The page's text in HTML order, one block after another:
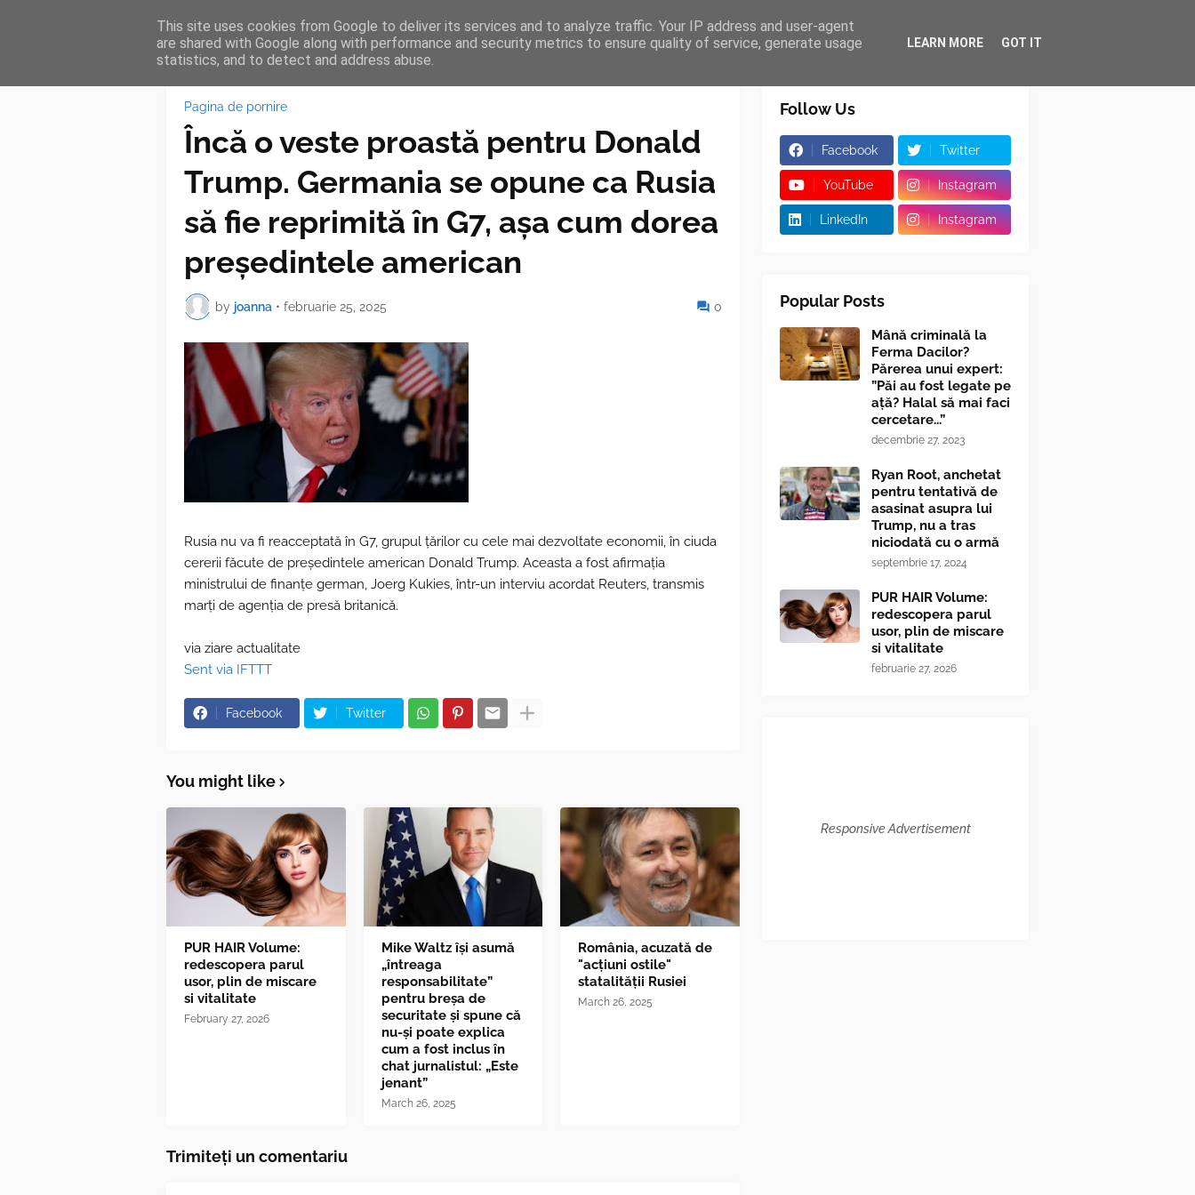
HOME FEATURES BLOGGER TIPOGRAPHY SHORTCODES
Pagina de pornire
Încă o veste proastă pentru Donald
Trump. Germania se opune ca Rusia
să fie reprimită în G7, așa cum dorea
președintele american
by joanna • februarie 25, 2025 0
Rusia nu va fi reacceptată în G7, grupul țărilor cu cele mai dezvoltate economii, în ciuda
cererii făcute de președintele american Donald Trump. Aceasta a fost afirmația
ministrului de finanțe german, Joerg Kukies, într-un interviu acordat Reuters, transmis
marți de agenția de presă britanică.
via ziare actualitate
Sent via IFTTT
Facebook Twitter
You might like
PUR HAIR Volume:
redescopera parul
usor, plin de miscare
si vitalitate
February 27, 2026
Mike Waltz îşi asumă
„întreaga
responsabilitate”
pentru breşa de
securitate și spune că
nu-și poate explica
cum a fost inclus în
chat jurnalistul: „Este
jenant”
March 26, 2025
România, acuzată de
"acțiuni ostile"
statalității Rusiei
March 26, 2025
Trimiteți un comentariu
Follow Us
Facebook Twitter
YouTube Instagram
LinkedIn Instagram
Popular Posts
Mână criminală la
Ferma Dacilor?
Părerea unui expert:
”Păi au fost legate pe
ață? Halal să mai faci
cercetare...”
decembrie 27, 2023
Ryan Root, anchetat
pentru tentativă de
asasinat asupra lui
Trump, nu a tras
niciodată cu o armă
septembrie 17, 2024
PUR HAIR Volume:
redescopera parul
usor, plin de miscare
si vitalitate
februarie 27, 2026
Responsive Advertisement
This site uses cookies from Google to deliver its services and to analyze traffic. Your IP address and user-agent
are shared with Google along with performance and security metrics to ensure quality of service, generate usage
statistics, and to detect and address abuse.
LEARN MORE GOT IT